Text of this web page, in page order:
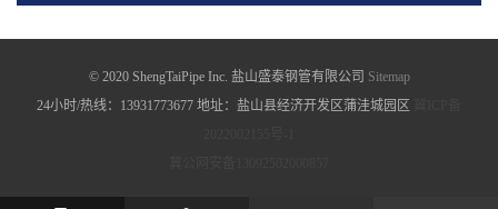
© 2020 ShengTaiPipe Inc. 盐山盛泰钢管有限公司 Sitemap
24小时/热线：13931773677 地址：盐山县经济开发区蒲洼城园区